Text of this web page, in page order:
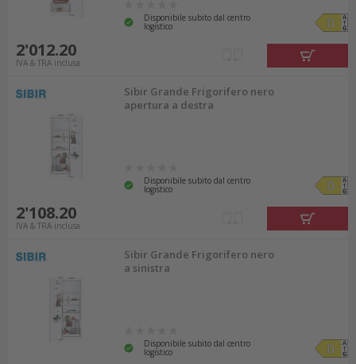
Disponibile subito dal centro
logistico
2'012.20
IVA & TRA inclusa
Sibir Grande Frigorifero nero
apertura a destra
Disponibile subito dal centro
logistico
2'108.20
IVA & TRA inclusa
Sibir Grande Frigorifero nero
a sinistra
Disponibile subito dal centro
logistico